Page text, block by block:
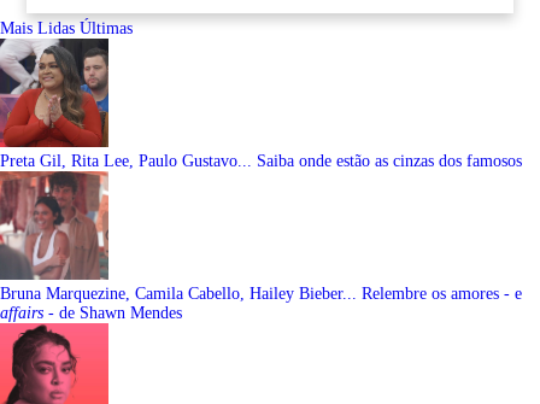
Mais Lidas Últimas
Preta Gil, Rita Lee, Paulo Gustavo... Saiba onde estão as cinzas dos famosos
Bruna Marquezine, Camila Cabello, Hailey Bieber... Relembre os amores - e
affairs - de Shawn Mendes